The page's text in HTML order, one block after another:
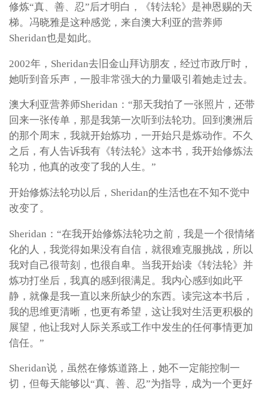
修炼“真、善、忍”后才明白，《转法轮》是神恩赐的天
梯。冯晓雅是这种感觉，来自澳大利亚的营养师
Sheridan也是如此。
2002年，Sheridan去旧金山拜访朋友，经过市政厅时，
她听到音乐声，一股非常强大的力量吸引着她走过去。
澳大利亚营养师Sheridan：“那天我拍了一张照片，还带
回来一张传单，那是我第一次听到法轮功。回到澳洲后
的那个周末，我就开始炼功，一开始只是炼动作。不久
之后，有人告诉我有《转法轮》这本书，我开始修炼法
轮功，他真的改变了我的人生。”
开始修炼法轮功以后，Sheridan的生活也在不知不觉中
改变了。
Sheridan：“在我开始修炼法轮功之前，我是一个很情绪
化的人，我觉得如果没有自信，就很难克服挑战，所以
我对自己很苛刻，也很自卑。当我开始读《转法轮》并
炼功打坐后，我真的感到很满足。我内心感到如此平
静，就像是我一直以来所缺少的东西。读完这本书后，
我的思维更清晰，也更有希望，这让我对生活更积极的
展望，他让我对人际关系或工作中发生的任何事情更加
信任。”
Sheridan说，虽然在修炼道路上，她不一定能控制一
切，但每天能够以“真、善、忍”为指导，成为一个更好